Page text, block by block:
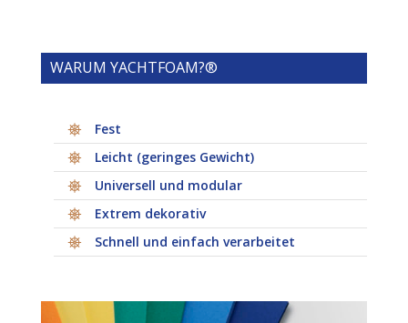
WARUM YACHTFOAM?®
Fest
Leicht (geringes Gewicht)
Universell und modular
Extrem dekorativ
Schnell und einfach verarbeitet